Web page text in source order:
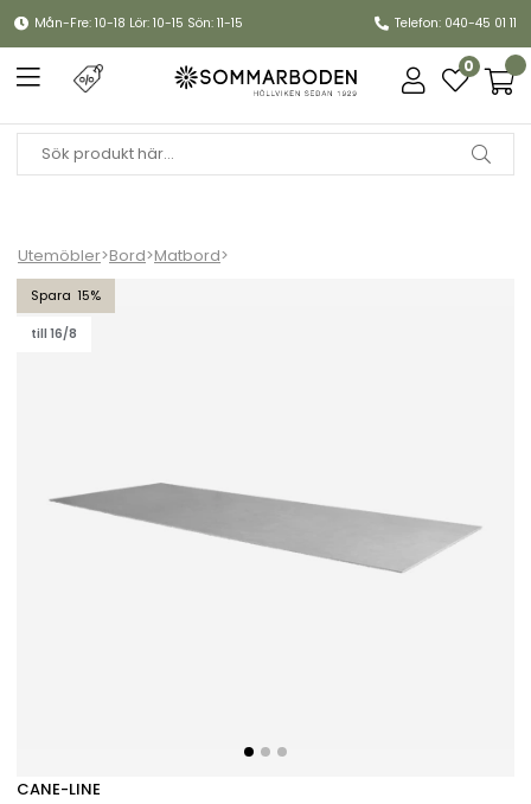
Mån-Fre: 10-18 Lör: 10-15 Sön: 11-15 Telefon: 040-45 01 11
0
Utemöbler>Bord>Matbord>
15
till 16/8
Bordsskiva 280x100 cm - concrete grey keramik
CANE-LINE